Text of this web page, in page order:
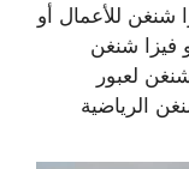
شنغن للأعمال أو
فيزا شنغن
لعبور
الرياضية